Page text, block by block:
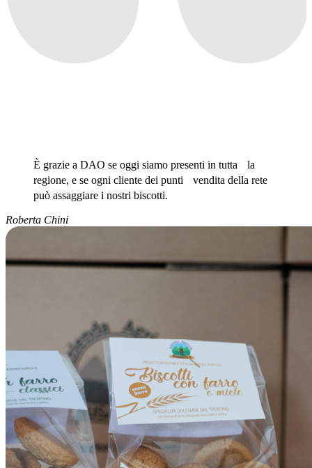
È grazie a DAO se oggi siamo presenti in tutta la
regione, e se ogni cliente dei punti vendita della rete
può assaggiare i nostri biscotti.
Roberta Chini